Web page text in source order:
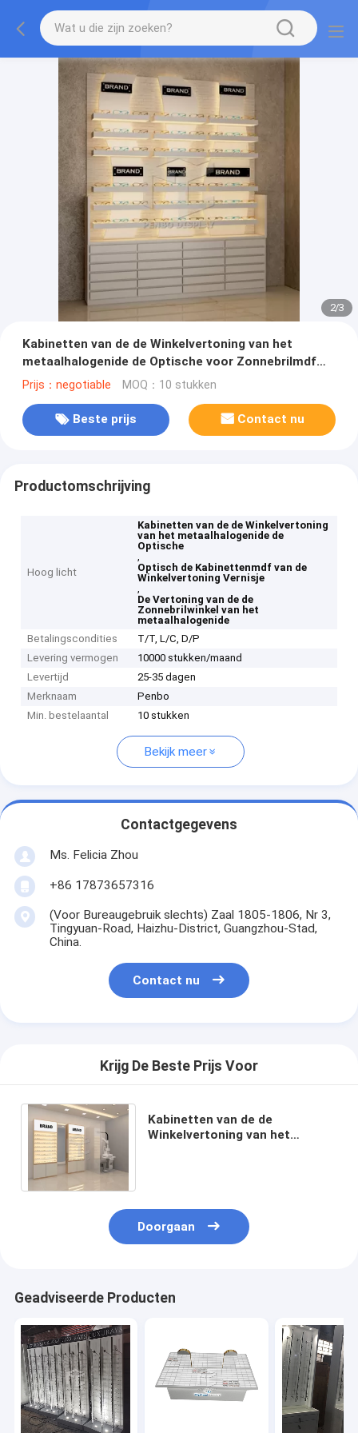
2/3
Kabinetten van de de Winkelvertoning van het
metaalhalogenide de Optische voor Zonnebrilmdf
Vernisje
Prijs：negotiable MOQ：10 stukken
Beste prijs Contact nu
Productomschrijving
Hoog licht
Kabinetten van de de Winkelvertoning
van het metaalhalogenide de
Optische
,
Optisch de Kabinettenmdf van de
Winkelvertoning Vernisje
,
De Vertoning van de de
Zonnebrilwinkel van het
metaalhalogenide
Betalingscondities
T/T, L/C, D/P
Levering vermogen
10000 stukken/maand
Levertijd
25-35 dagen
Merknaam
Penbo
Min. bestelaantal
10 stukken
Bekijk meer
Contactgegevens
Ms. Felicia Zhou
+86 17873657316
(Voor Bureaugebruik slechts) Zaal 1805-1806, Nr 3,
Tingyuan-Road, Haizhu-District, Guangzhou-Stad,
China.
Contact nu
Krijg De Beste Prijs Voor
Kabinetten van de de
Winkelvertoning van het
Doorgaan
Geadviseerde Producten